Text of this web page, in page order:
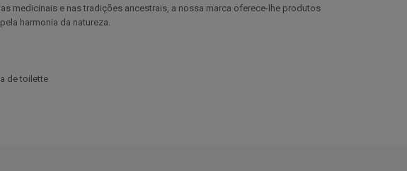
medicinais e nas tradições ancestrais, a nossa marca oferece-lhe produtos
harmonia da natureza.
de toilette